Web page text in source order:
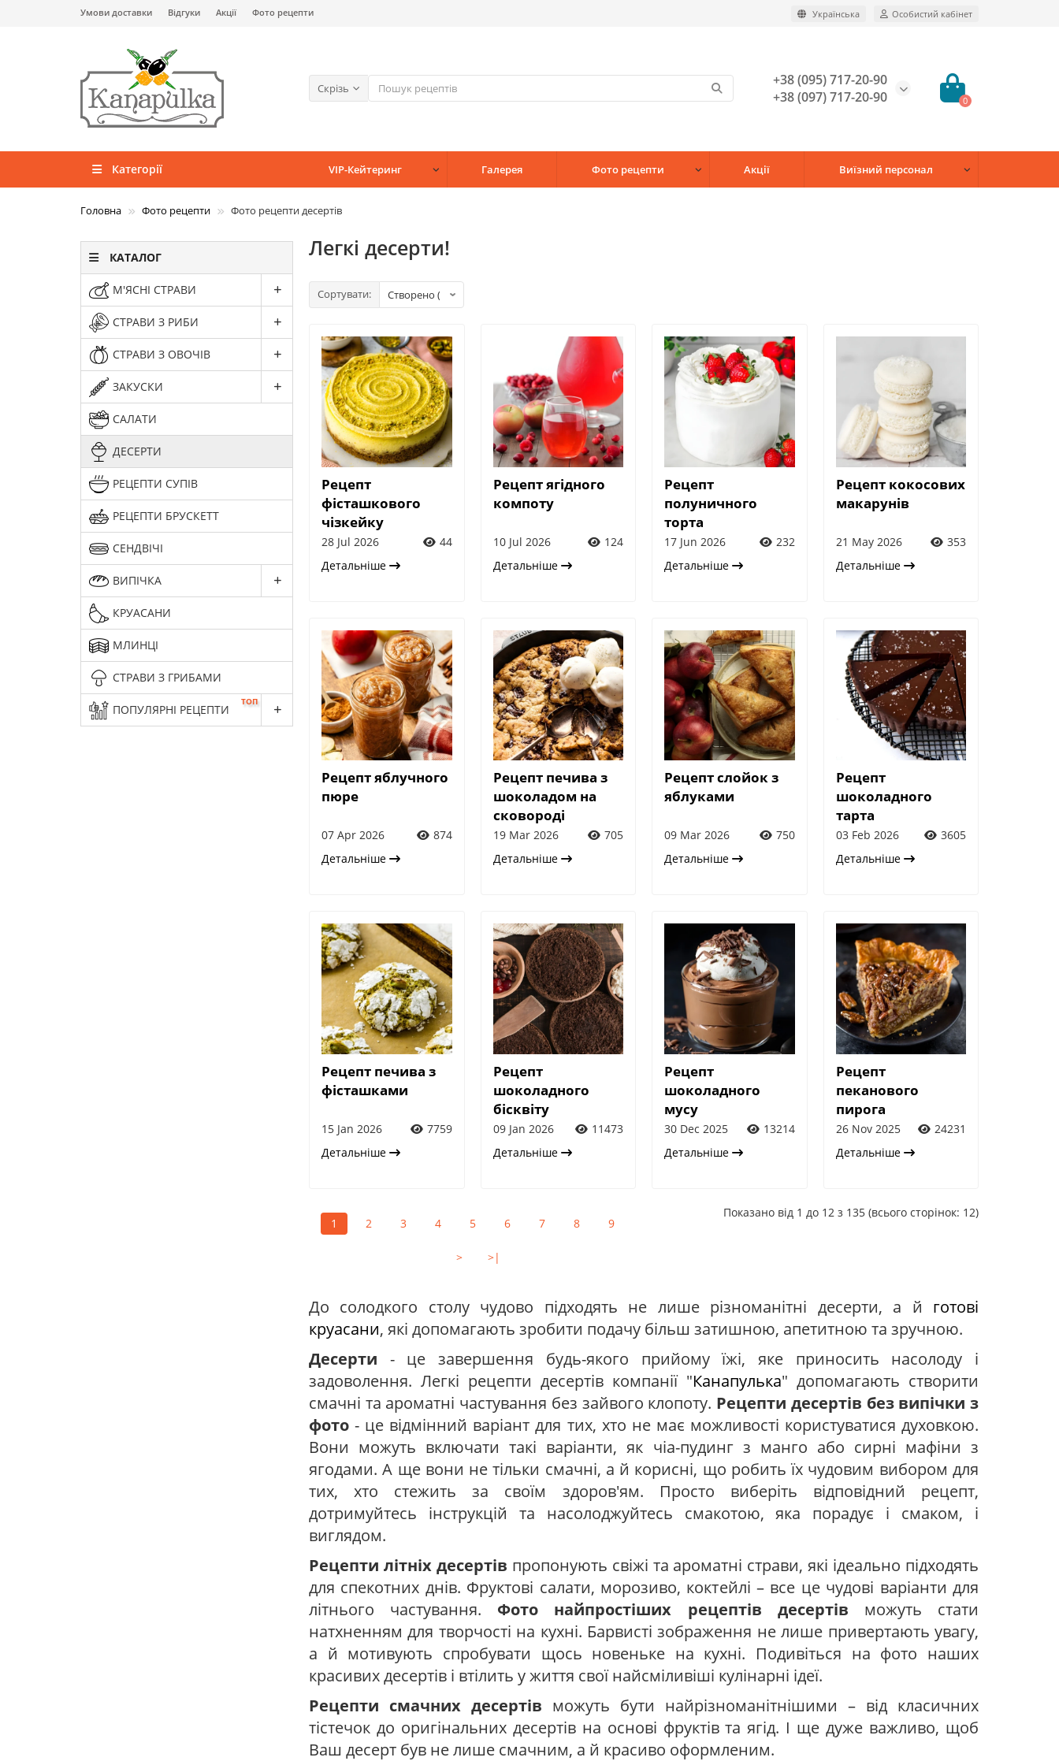
Умови доставки Відгуки Акції Фото рецепти Українська Особистий кабінет
Скрізь
+38 (095) 717-20-90
+38 (097) 717-20-90
0
Категорії VIP-Кейтеринг Галерея Фото рецепти Акції Виїзний персонал
Головна Фото рецепти Фото рецепти десертів
КАТАЛОГ
М'ЯСНІ СТРАВИ
СТРАВИ З РИБИ
СТРАВИ З ОВОЧІВ
ЗАКУСКИ
САЛАТИ
ДЕСЕРТИ
РЕЦЕПТИ СУПІВ
РЕЦЕПТИ БРУСКЕТТ
СЕНДВІЧІ
ВИПІЧКА
КРУАСАНИ
МЛИНЦІ
СТРАВИ З ГРИБАМИ
ПОПУЛЯРНІ РЕЦЕПТИ
ТОП
Легкі десерти!
Сортувати:
Рецепт
фісташкового
чізкейку
28 Jul 2026
44
Детальніше
Рецепт ягідного
компоту
10 Jul 2026
124
Детальніше
Рецепт
полуничного
торта
17 Jun 2026
232
Детальніше
Рецепт кокосових
макарунів
21 May 2026
353
Детальніше
Рецепт яблучного
пюре
07 Apr 2026
874
Детальніше
Рецепт печива з
шоколадом на
сковороді
19 Mar 2026
705
Детальніше
Рецепт слойок з
яблуками
09 Mar 2026
750
Детальніше
Рецепт
шоколадного
тарта
03 Feb 2026
3605
Детальніше
Рецепт печива з
фісташками
15 Jan 2026
7759
Детальніше
Рецепт
шоколадного
бісквіту
09 Jan 2026
11473
Детальніше
Рецепт
шоколадного
мусу
30 Dec 2025
13214
Детальніше
Рецепт
пеканового
пирога
26 Nov 2025
24231
Детальніше
1 2 3 4 5 6 7 8 9
> >|
Показано від 1 до 12 з 135 (всього сторінок: 12)
До солодкого столу чудово підходять не лише різноманітні десерти, а й готові
круасани, які допомагають зробити подачу більш затишною, апетитною та зручною.
Десерти - це завершення будь-якого прийому їжі, яке приносить насолоду і
задоволення. Легкі рецепти десертів компанії "Канапулька" допомагають створити
смачні та ароматні частування без зайвого клопоту. Рецепти десертів без випічки з
фото - це відмінний варіант для тих, хто не має можливості користуватися духовкою.
Вони можуть включати такі варіанти, як чіа-пудинг з манго або сирні мафіни з
ягодами. А ще вони не тільки смачні, а й корисні, що робить їх чудовим вибором для
тих, хто стежить за своїм здоров'ям. Просто виберіть відповідний рецепт,
дотримуйтесь інструкцій та насолоджуйтесь смакотою, яка порадує і смаком, і
виглядом.
Рецепти літніх десертів пропонують свіжі та ароматні страви, які ідеально підходять
для спекотних днів. Фруктові салати, морозиво, коктейлі – все це чудові варіанти для
літнього частування. Фото найпростіших рецептів десертів можуть стати
натхненням для творчості на кухні. Барвисті зображення не лише привертають увагу,
а й мотивують спробувати щось новеньке на кухні. Подивіться на фото наших
красивих десертів і втілить у життя свої найсміливіші кулінарні ідеї.
Рецепти смачних десертів можуть бути найрізноманітнішими – від класичних
тістечок до оригінальних десертів на основі фруктів та ягід. І ще дуже важливо, щоб
Ваш десерт був не лише смачним, а й красиво оформленим.